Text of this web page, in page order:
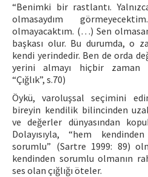
“Benimki bir rastlantı.
olmasaydım
olmayacaktım. (…) Sen
başkası olur. Bu durumda, o
kendi yerindedir. Ben de orda
yerini almayı hiçbir zaman
“Çığlık”, s.70)
Öykü, varoluşsal seçimini
bireyin kendilik bilincinden
ve değerler dünyasından
Dolayısıyla, “hem
sorumlu” (Sartre 1999: 89)
kendinden sorumlu olmanın
ses olan çığlığı öteler.